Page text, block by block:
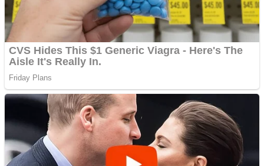
Covid-19: 755 de cazuri
noi în România
Răcitor de apă CW5000
pentru freze cu laser fără
metale
Răcitor de apă CW5000
pentru freze cu laser fără
metale